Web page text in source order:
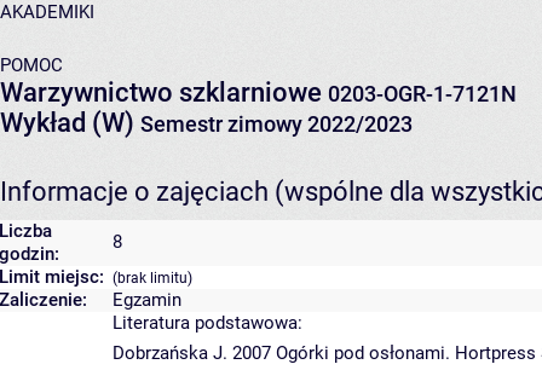
AKADEMIKI
POMOC
Warzywnictwo szklarniowe 0203-OGR-1-7121N
Wykład (W) Semestr zimowy 2022/2023
Informacje o zajęciach (wspólne dla
Liczba
godzin:
8
Limit miejsc: (brak limitu)
Zaliczenie: Egzamin
Literatura podstawowa:
Dobrzańska J. 2007 Ogórki pod osłonami. Hortpress